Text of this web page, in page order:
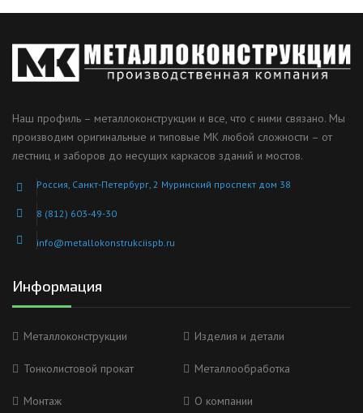
Наш профиль – металлоконструкции и все, что с ними связано. Мы
производим оригинальные и типовые МК любой сложности – от
лестниц и заборов до несущих каркасов зданий и мостов.
Россия, Санкт-Петербург, 2 Муринский проспект дом 38
8 (812) 603-49-30
info@metallokonstrukciispb.ru
Информация
Металлоконструкции Изделия и детали
Тонколистовой прокат Металлообработка
Монтаж О компании